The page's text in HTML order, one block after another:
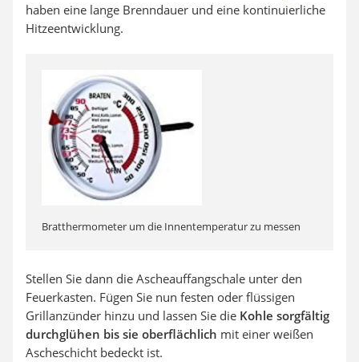
haben eine lange Brenndauer und eine kontinuierliche
Hitzeentwicklung.
Bratthermometer um die Innentemperatur zu messen
Stellen Sie dann die Ascheauffangschale unter den
Feuerkasten. Fügen Sie nun festen oder flüssigen
Grillanzünder hinzu und lassen Sie die Kohle sorgfältig
durchglühen bis sie oberflächlich mit einer weißen
Ascheschicht bedeckt ist.